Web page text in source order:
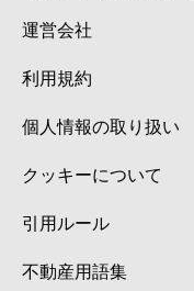
運営会社
利用規約
個人情報の取り扱い
クッキーについて
引用ルール
不動産用語集